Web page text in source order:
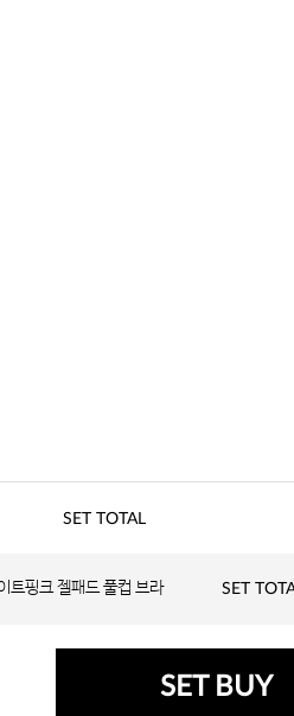
SET TOTAL
트핑크 젤패드 풀컵 브라 SET
SET BUY